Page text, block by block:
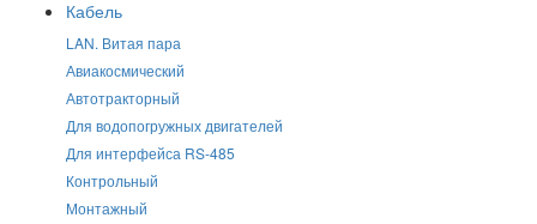
Кабель
LAN. Витая пара
Авиакосмический
Автотракторный
Для водопогружных двигателей
Для интерфейса RS-485
Контрольный
Монтажный